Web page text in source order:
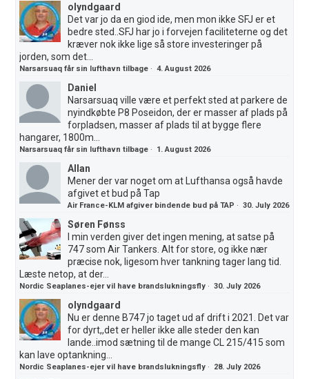
olyndgaard
Det var jo da en giod ide, men mon ikke SFJ er et
bedre sted..SFJ har jo i forvejen faciliteterne og det
kræver nok ikke lige så store investeringer på
jorden, som det...
Narsarsuaq får sin lufthavn tilbage ·4. August 2026
Daniel
Narsarsuaq ville være et perfekt sted at parkere de
nyindkøbte P8 Poseidon, der er masser af plads på
forpladsen, masser af plads til at bygge flere
hangarer, 1800m...
Narsarsuaq får sin lufthavn tilbage · 1. August 2026
Allan
Mener der var noget om at Lufthansa også havde
afgivet et bud på Tap
Air France-KLM afgiver bindende bud på TAP ·30. July 2026
Søren Fønss
I min verden giver det ingen mening, at satse på
747 som Air Tankers. Alt for store, og ikke nær
præcise nok, ligesom hver tankning tager lang tid.
Læste netop, at der...
Nordic Seaplanes-ejer vil have brandslukningsfly ·30. July 2026
olyndgaard
Nu er denne B747 jo taget ud af drift i 2021. Det var
for dyrt,,det er heller ikke alle steder den kan
lande..imod sætning til de mange CL 215/415 som
kan lave optankning...
Nordic Seaplanes-ejer vil have brandslukningsfly · 28. July 2026